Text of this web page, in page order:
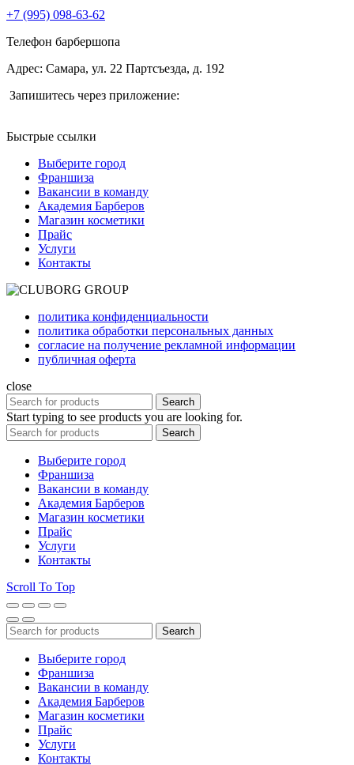
+7 (995) 098-63-62
Телефон барбершопа
Адрес: Самара, ул. 22 Партсъезда, д. 192
Запишитесь через приложение:
Быстрые ссылки
Выберите город
Франшиза
Вакансии в команду
Академия Барберов
Магазин косметики
Прайс
Услуги
Контакты
политика конфиденциальности
политика обработки персональных данных
согласие на получение рекламной информации
публичная оферта
close
Search
Start typing to see products you are looking for.
Search
Выберите город
Франшиза
Вакансии в команду
Академия Барберов
Магазин косметики
Прайс
Услуги
Контакты
Scroll To Top
Search
Выберите город
Франшиза
Вакансии в команду
Академия Барберов
Магазин косметики
Прайс
Услуги
Контакты